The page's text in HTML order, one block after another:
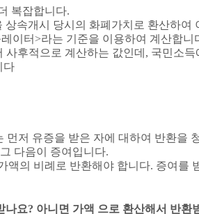
복잡합니다.
속개시 당시의 화폐가치로 환산하여
이터>라는 기준을 이용하여 계산합니
사후적으로 계산하는 값인데 , 국민소득
다
저 유증을 받은 자에 대하여 반환을
다음이 증여입니다.
액의 비례로 반환해야 합니다. 증여를
나요? 아니면 가액 으로 환산해서 반환